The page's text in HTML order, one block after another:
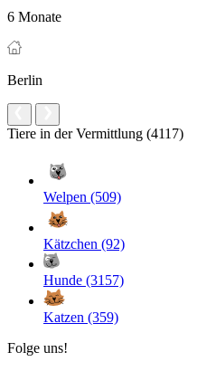
6 Monate
Berlin
Tiere in der Vermittlung (4117)
Welpen (509)
Kätzchen (92)
Hunde (3157)
Katzen (359)
Folge uns!